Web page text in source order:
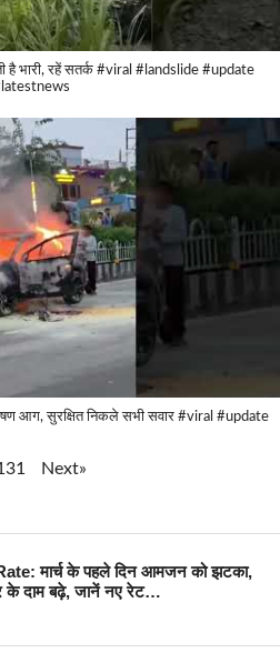
भारी, रहें सतर्क #viral #landslide #update
आग, सुरक्षित निकले सभी सवार #viral #update
Next»
मार्च के पहले दिन आमजन को झटका,
के दाम बढ़े, जानें नए रेट…